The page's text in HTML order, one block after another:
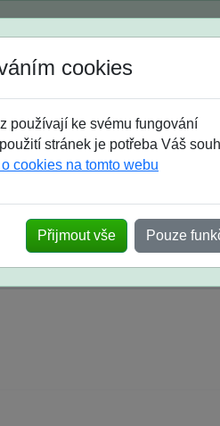
Jak si vybrat
maturanti soutěže
po skutečných
cookies
používají ke svému fungování
stránek je potřeba Váš
cookies na tomto webu
Přijmout vše Pouze